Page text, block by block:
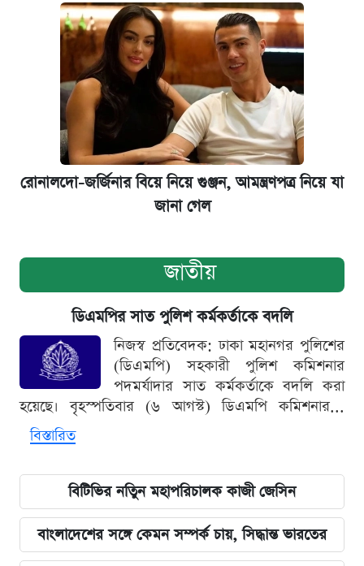
রোনালদো-জর্জিনার বিয়ে নিয়ে গুঞ্জন, আমন্ত্রণপত্র নিয়ে যা
জানা গেল
জাতীয়
ডিএমপির সাত পুলিশ কর্মকর্তাকে বদলি
নিজস্ব প্রতিবেদক: ঢাকা মহানগর পুলিশের
(ডিএমপি) সহকারী পুলিশ কমিশনার
পদমর্যাদার সাত কর্মকর্তাকে বদলি করা
হয়েছে। বৃহস্পতিবার (৬ আগস্ট) ডিএমপি কমিশনার...
বিস্তারিত
বিটিভির নতিুন মহাপরিচালক কাজী জেসিন
বাংলাদেশের সঙ্গে কেমন সম্পর্ক চায়, সিদ্ধান্ত ভারতের